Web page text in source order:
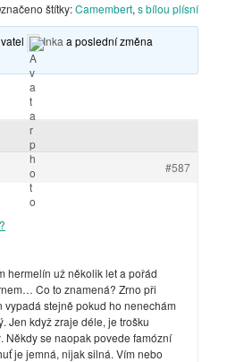
štítky:Camembert, s bílou plísní
Inka a poslední změna
#587
hermelín už několik let a pořád
Co to znamená? Zrno při
stejně pokud ho nenechám
Jen když zraje déle, je trošku
Někdy se naopak povede famózní
je jemná, nijak silná. Vím nebo